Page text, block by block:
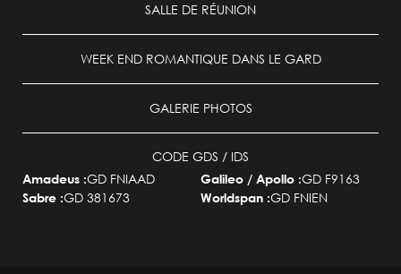
SALLE DE RÉUNION
WEEK END ROMANTIQUE DANS LE GARD
GALERIE PHOTOS
CODE GDS / IDS
Amadeus :GD FNIAAD Galileo / Apollo :GD F9163
Sabre :GD 381673 Worldspan :GD FNIEN